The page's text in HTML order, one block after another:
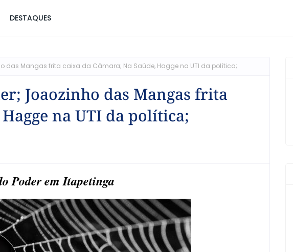
DESTAQUES
das Mangas frita caixa da Câmara; Na Saúde, Hagge na UTI da política;
Joaozinho das Mangas frita
na UTI da política;
Poder em Itapetinga